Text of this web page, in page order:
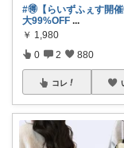
#🉐【らいずふぇす開
大99%OFF ...
￥ 1,980
0 2 880
コレ